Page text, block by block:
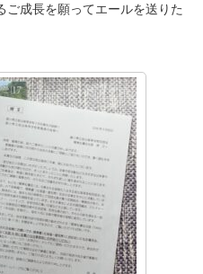
ご成長を願ってエールを送りた